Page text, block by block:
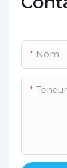
Nom
Teneur